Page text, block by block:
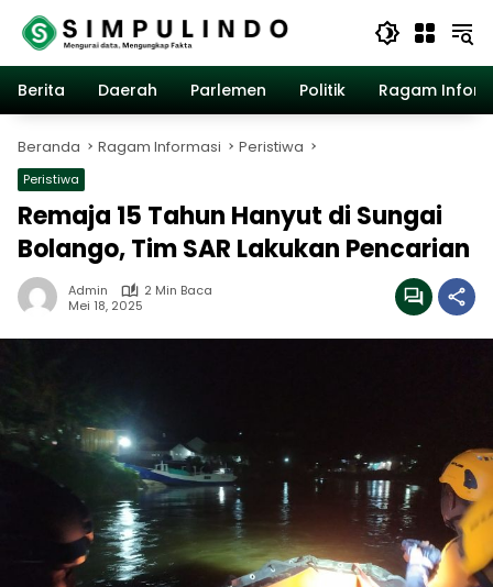
Langsung
konten
Berita
Daerah Parlemen Politik Ragam
Beranda Ragam Informasi Peristiwa
Peristiwa
Remaja 15 Tahun Hanyut di Sungai
Bolango, Tim SAR Lakukan Pencarian
Admin
2 Min Baca
Mei 18, 2025